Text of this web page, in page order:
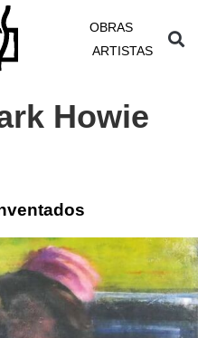
OBRAS
ARTISTAS
Howie